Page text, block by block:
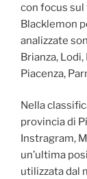
con focus
Blacklemon
analizzate
Brianza,
Piacenza,
Nella
provincia di
Instragram,
un’ultima
utilizzata dal